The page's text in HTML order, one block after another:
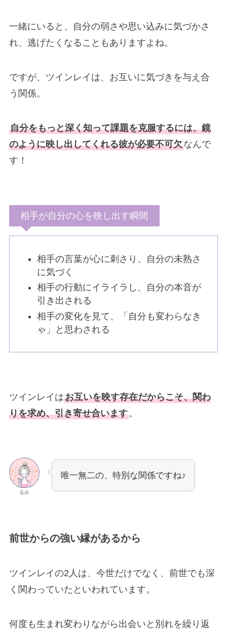
一緒にいると、自分の弱さや思い込みに気づかさ
れ、逃げたくなることもありますよね。
ですが、ツインレイは、お互いに気づきを与え合
う関係。
自分をもっと深く知って課題を克服するには、鏡
のように映し出してくれる彼が必要不可欠なんで
す！
相手が自分の心を映し出す瞬間
相手の言葉が心に刺さり、自分の未熟さ
に気づく
相手の行動にイライラし、自分の本音が
引き出される
相手の変化を見て、「自分も変わらなき
ゃ」と思わされる
ツインレイはお互いを映す存在だからこそ、関わ
りを求め、引き寄せ合います。
るみ
唯一無二の、特別な関係ですね♪
前世からの強い縁があるから
ツインレイの2人は、今世だけでなく、前世でも深
く関わっていたといわれています。
何度も生まれ変わりながら出会いと別れを繰り返